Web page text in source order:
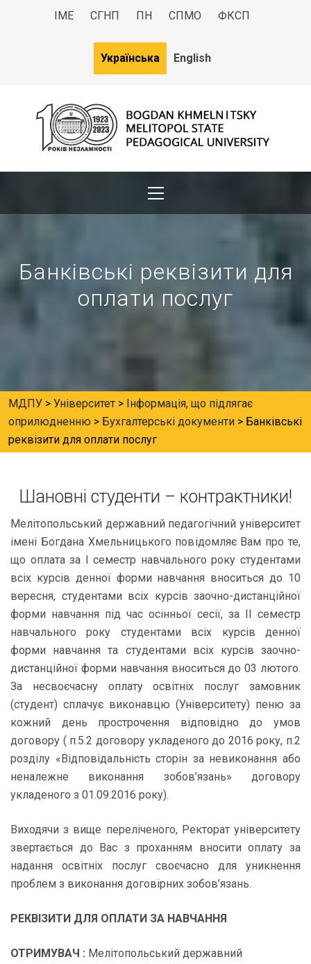
ІМЕ СГНП ПН СПМО ФКСП
Українська English
МДПУ
Банківські реквізити для
оплати послуг
МДПУ > Університет > Інформація, що підлягає
оприлюдненню > Бухгалтерські документи > Банківські
реквізити для оплати послуг
Шановні студенти – контрактники!
Мелітопольський державний педагогічний університет
імені Богдана Хмельницького повідомляє Вам про те,
що оплата за І семестр навчального року студентами
всіх курсів денної форми навчання вноситься до 10
вересня, студентами всіх курсів заочно-дистанційної
форми навчання під час осінньої сесії, за ІІ семестр
навчального року студентами всіх курсів денної
форми навчання та студентами всіх курсів заочно-
дистанційної форми навчання вноситься до 03 лютого.
За несвоєчасну оплату освітніх послуг замовник
(студент) сплачує виконавцю (Університету) пеню за
кожний день прострочення відповідно до умов
договору ( п.5.2 договору укладеного до 2016 року, п.2
розділу «Відповідальність сторін за невиконання або
неналежне виконання зобов’язань» договору
укладеного з 01.09.2016 року).
Виходячи з вище переліченого, Ректорат університету
звертається до Вас з проханням вносити оплату за
надання освітніх послуг своєчасно для уникнення
проблем з виконання договірних зобов’язань.
РЕКВІЗИТИ ДЛЯ ОПЛАТИ ЗА НАВЧАННЯ
ОТРИМУВАЧ : Мелітопольський державний